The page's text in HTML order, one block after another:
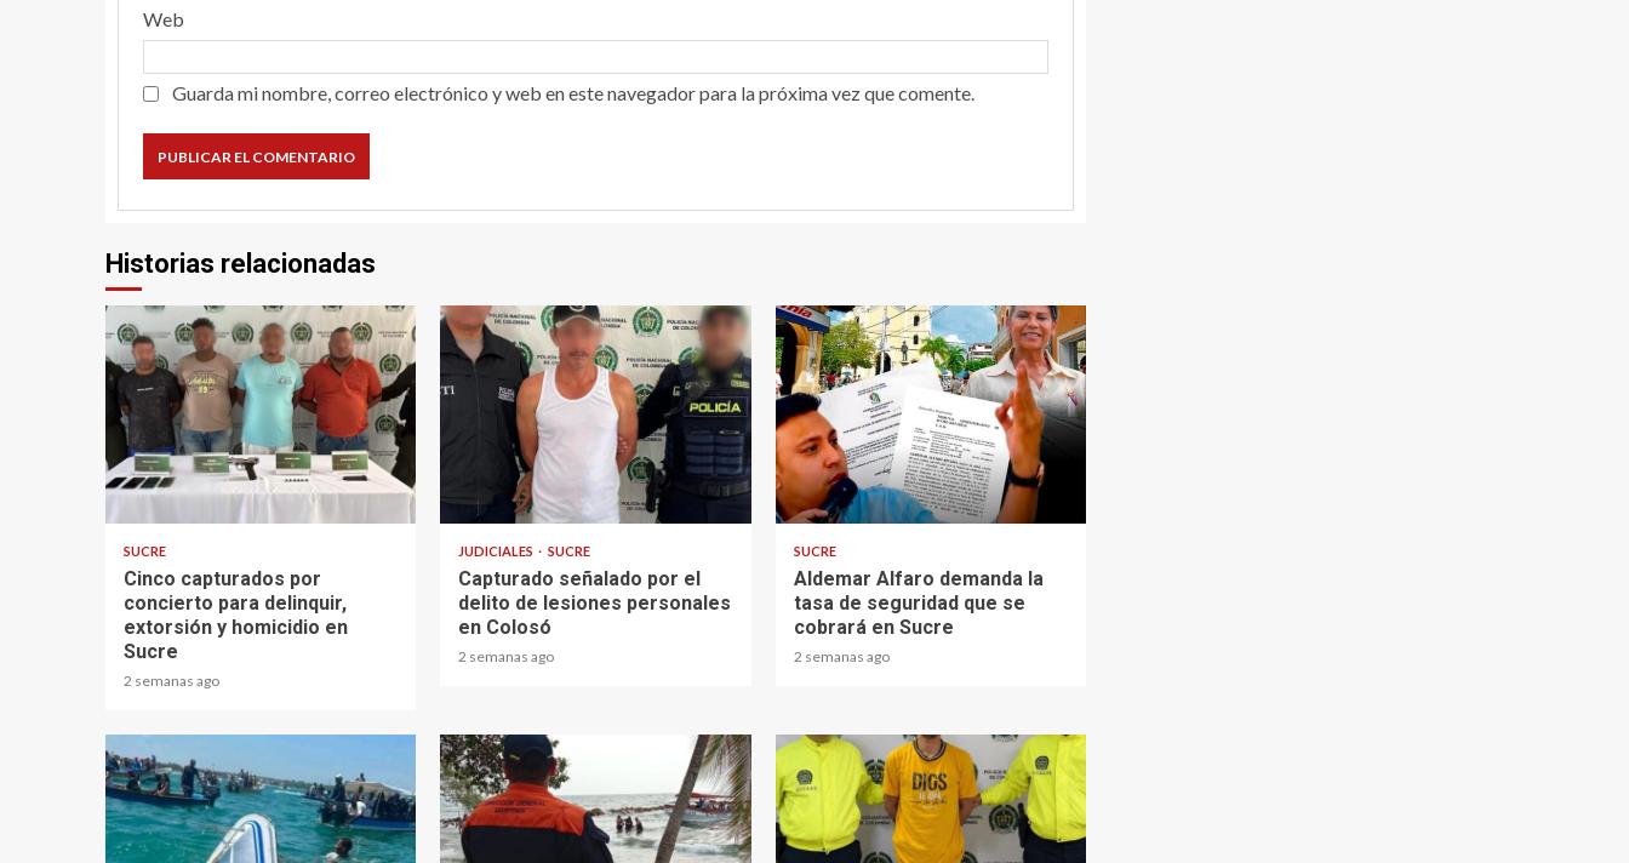
Web
Guarda mi nombre, correo electrónico y web en este navegador para la próxima vez que comente.
Historias relacionadas
2 min read
SUCRE
Cinco capturados por
concierto para delinquir,
extorsión y homicidio en
Sucre
2 semanas ago
1 min read
JUDICIALES SUCRE
Capturado señalado por el
delito de lesiones personales
en Colosó
2 semanas ago
2 min read
SUCRE
Aldemar Alfaro demanda la
tasa de seguridad que se
cobrará en Sucre
2 semanas ago